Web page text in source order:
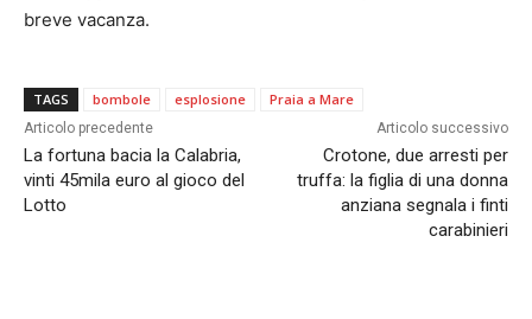
breve vacanza.
TAGS bombole esplosione Praia a Mare
Articolo precedente
La fortuna bacia la Calabria,
vinti 45mila euro al gioco del
Lotto
Articolo successivo
Crotone, due arresti per
truffa: la figlia di una donna
anziana segnala i finti
carabinieri